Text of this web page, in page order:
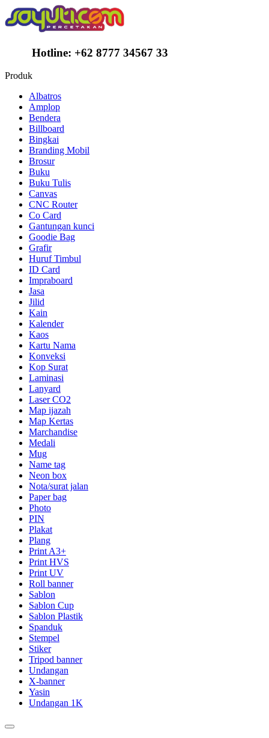
Hotline: +62 8777 34567 33
Produk
Albatros
Amplop
Bendera
Billboard
Bingkai
Branding Mobil
Brosur
Buku
Buku Tulis
Canvas
CNC Router
Co Card
Gantungan kunci
Goodie Bag
Grafir
Huruf Timbul
ID Card
Impraboard
Jasa
Jilid
Kain
Kalender
Kaos
Kartu Nama
Konveksi
Kop Surat
Laminasi
Lanyard
Laser CO2
Map ijazah
Map Kertas
Marchandise
Medali
Mug
Name tag
Neon box
Nota/surat jalan
Paper bag
Photo
PIN
Plakat
Plang
Print A3+
Print HVS
Print UV
Roll banner
Sablon
Sablon Cup
Sablon Plastik
Spanduk
Stempel
Stiker
Tripod banner
Undangan
X-banner
Yasin
Undangan 1K